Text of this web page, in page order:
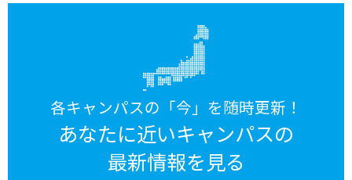
各キャンパスの「今」を随時更新！
あなたに近いキャンパスの
最新情報を見る